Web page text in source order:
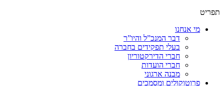
תפריט
מי אנחנו
דבר המנכ”ל והיו”ר
בעלי תפקידים בחברה
חברי הדירקטוריון
חברי הועדות
מבנה ארגוני
פרוטוקולים ומסמכים